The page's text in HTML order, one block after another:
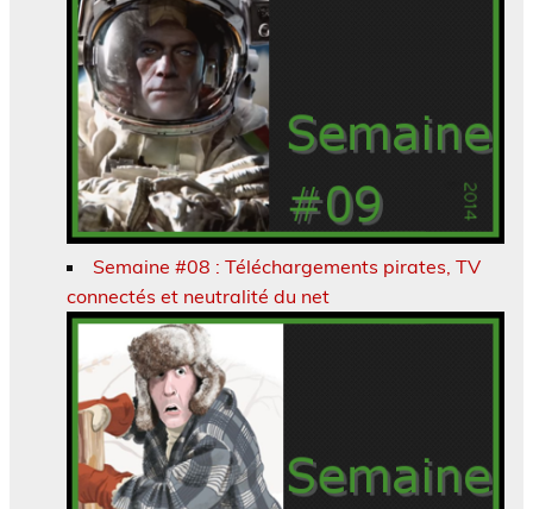
Semaine #08 : Téléchargements pirates, TV
connectés et neutralité du net